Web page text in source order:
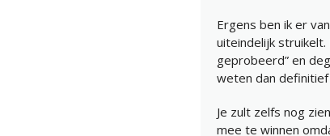
Ergens ben ik er
uiteindelijk
geprobeerd” en
weten dan
Je zult zelfs nog
mee te winnen